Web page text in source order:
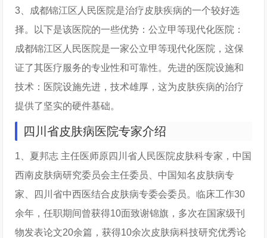
3、成都锦江区人民医院是治疗皮肤疾病的一个较好选
择。以下是该医院的一些优势：公立甲等现代化医院：
成都锦江区人民医院是一家公立甲等现代化医院，这保
证了其医疗服务的专业性和可靠性。先进的医院设施和
技术：医院设施先进，技术雄厚，这为皮肤疾病的治疗
提供了坚实的硬件基础。
四川省皮肤病医院专家介绍
1、夏邦志 主任医师原四川省人民医院皮肤科专家，中国
西南皮肤病研究委员会主任委员、中国知名皮肤病专
家、四川省中西医结合皮肤病专委会委员。临床工作30
余年，任职期间曾获得10面致谢锦旗，多次在国家级刊
物发表论文20余篇，获得10余次皮肤病科技研究优秀论